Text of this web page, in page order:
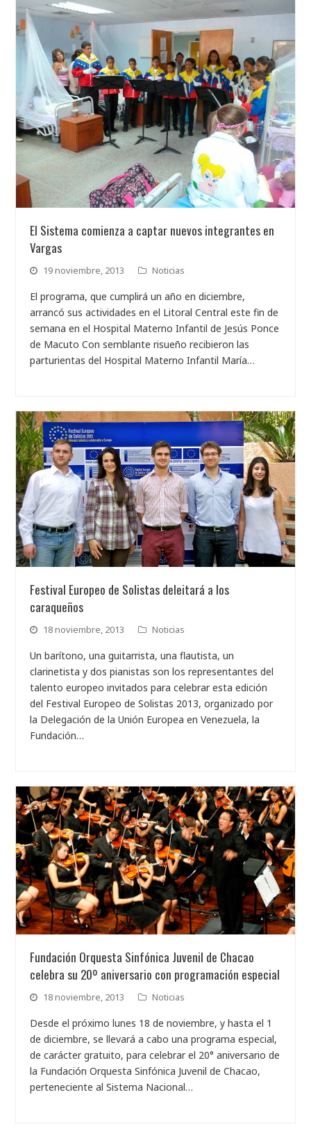
El Sistema comienza a captar nuevos integrantes en
Vargas
19 noviembre, 2013 Noticias
El programa, que cumplirá un año en diciembre,
arrancó sus actividades en el Litoral Central este fin de
semana en el Hospital Materno Infantil de Jesús Ponce
de Macuto Con semblante risueño recibieron las
parturientas del Hospital Materno Infantil María…
Festival Europeo de Solistas deleitará a los
caraqueños
18 noviembre, 2013 Noticias
Un barítono, una guitarrista, una flautista, un
clarinetista y dos pianistas son los representantes del
talento europeo invitados para celebrar esta edición
del Festival Europeo de Solistas 2013, organizado por
la Delegación de la Unión Europea en Venezuela, la
Fundación…
Fundación Orquesta Sinfónica Juvenil de Chacao
celebra su 20º aniversario con programación especial
18 noviembre, 2013 Noticias
Desde el próximo lunes 18 de noviembre, y hasta el 1
de diciembre, se llevará a cabo una programa especial,
de carácter gratuito, para celebrar el 20° aniversario de
la Fundación Orquesta Sinfónica Juvenil de Chacao,
perteneciente al Sistema Nacional…